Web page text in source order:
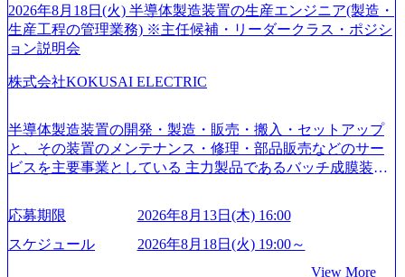
ていく”という位置づけ 一昔前は金融が強い企業として認知
されていたが、現在金融の売上割合は全体の3割。現在はTo
C事業を始め、パブリック、製造業、通信、エンタメ、教
はあるが、社員の興味のある分野やスキルを活用したいな
着けたい方でも幅広に経験を積みたい方でも、キャリア形
成が柔軟に可能な環境である。 https://storage.googleapis.com/
our-vision-production.appspot.com/public/images/20240925204135
_93b1bff3-f71c-4bc9-8bd9-72a8a4826007_1200x554.webp https://
mages/20250502152751_46c65543-87ef-4e86-a85a-8649e1c532f9
_956x512.webp https://storage.googleapis.com/our-vision-producti
on.appspot.com/public/images/20250502152804_ba6aaa1a-9ffc-4f
m/our-vision-production.appspot.com/public/images/202505021528
2026年8月18日(火) 半導体製造装置の生産エンジニア(製造・
生産工程の管理業務) ※主任候補・リーダークラス・ポジシ
ョン説明会
株式会社KOKUSAI ELECTRIC
半導体製造装置の開発・製造・販売・搬入・セットアップ
と、その装置のメンテナンス・修理・部品販売などのサー
ビスを主要事業としている 主力製品であるバッチ成膜装置
世界トップクラスのシェアを有している 技術と対話を通じ
て未来を創造し、社会課題の解決に貢献することを目指し
ている Mission:私たちの技術/私たちの対話 Vision:夢を未来
応募期限
2026年8月13日(木) 16:00
スケジュール
2026年8月18日(火) 19:00～
View More